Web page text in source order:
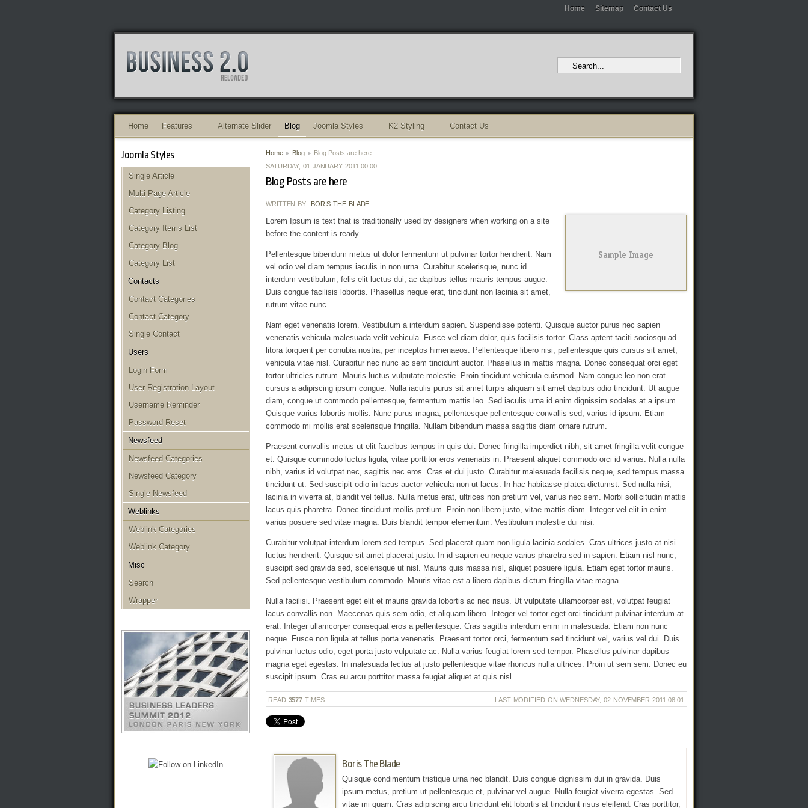
Home Sitemap Contact Us
Home Features Alternate Slider Blog Joomla Styles K2 Styling Contact Us
Home Blog
Blog Posts are here
SATURDAY, 01 JANUARY 2011 00:00
Blog Posts are here
WRITTEN BY BORIS THE BLADE
Lorem Ipsum is text that is traditionally used by designers when working on a site
before the content is ready.
Pellentesque bibendum metus ut dolor fermentum ut pulvinar tortor hendrerit. Nam
vel odio vel diam tempus iaculis in non urna. Curabitur scelerisque, nunc id
interdum vestibulum, felis elit luctus dui, ac dapibus tellus mauris tempus augue.
Duis congue facilisis lobortis. Phasellus neque erat, tincidunt non lacinia sit amet,
rutrum vitae nunc.
Nam eget venenatis lorem. Vestibulum a interdum sapien. Suspendisse potenti. Quisque auctor purus nec sapien
venenatis vehicula malesuada velit vehicula. Fusce vel diam dolor, quis facilisis tortor. Class aptent taciti sociosqu ad
litora torquent per conubia nostra, per inceptos himenaeos. Pellentesque libero nisi, pellentesque quis cursus sit amet,
vehicula vitae nisl. Curabitur nec nunc ac sem tincidunt auctor. Phasellus in mattis magna. Donec consequat orci eget
tortor ultricies rutrum. Mauris luctus vulputate molestie. Proin tincidunt vehicula euismod. Nam congue leo non erat
cursus a adipiscing ipsum congue. Nulla iaculis purus sit amet turpis aliquam sit amet dapibus odio tincidunt. Ut augue
diam, congue ut commodo pellentesque, fermentum mattis leo. Sed iaculis urna id enim dignissim sodales at a ipsum.
Quisque varius lobortis mollis. Nunc purus magna, pellentesque pellentesque convallis sed, varius id ipsum. Etiam
commodo mi mollis erat scelerisque fringilla. Nullam bibendum massa sagittis diam ornare rutrum.
Praesent convallis metus ut elit faucibus tempus in quis dui. Donec fringilla imperdiet nibh, sit amet fringilla velit congue
et. Quisque commodo luctus ligula, vitae porttitor eros venenatis in. Praesent aliquet commodo orci id varius. Nulla nulla
nibh, varius id volutpat nec, sagittis nec eros. Cras et dui justo. Curabitur malesuada facilisis neque, sed tempus massa
tincidunt ut. Sed suscipit odio in lacus auctor vehicula non ut lacus. In hac habitasse platea dictumst. Sed nulla nisi,
lacinia in viverra at, blandit vel tellus. Nulla metus erat, ultrices non pretium vel, varius nec sem. Morbi sollicitudin mattis
lacus quis pharetra. Donec tincidunt mollis pretium. Proin non libero justo, vitae mattis diam. Integer vel elit in enim
varius posuere sed vitae magna. Duis blandit tempor elementum. Vestibulum molestie dui nisi.
Curabitur volutpat interdum lorem sed tempus. Sed placerat quam non ligula lacinia sodales. Cras ultrices justo at nisi
luctus hendrerit. Quisque sit amet placerat justo. In id sapien eu neque varius pharetra sed in sapien. Etiam nisl nunc,
suscipit sed gravida sed, scelerisque ut nisl. Mauris quis massa nisl, aliquet posuere ligula. Etiam eget tortor mauris.
Sed pellentesque vestibulum commodo. Mauris vitae est a libero dapibus dictum fringilla vitae magna.
Nulla facilisi. Praesent eget elit et mauris gravida lobortis ac nec risus. Ut vulputate ullamcorper est, volutpat feugiat
lacus convallis non. Maecenas quis sem odio, et aliquam libero. Integer vel tortor eget orci tincidunt pulvinar interdum at
erat. Integer ullamcorper consequat eros a pellentesque. Cras sagittis interdum enim in malesuada. Etiam non nunc
neque. Fusce non ligula at tellus porta venenatis. Praesent tortor orci, fermentum sed tincidunt vel, varius vel dui. Duis
pulvinar luctus odio, eget porta justo vulputate ac. Nulla varius feugiat lorem sed tempor. Phasellus pulvinar dapibus
magna eget egestas. In malesuada lectus at justo pellentesque vitae rhoncus nulla ultrices. Proin ut sem sem. Donec eu
suscipit ipsum. Cras eu arcu porttitor massa feugiat aliquet at quis nisl.
READ 3577 TIMES LAST MODIFIED ON WEDNESDAY, 02 NOVEMBER 2011 08:01
Boris The Blade
Quisque condimentum tristique urna nec blandit. Duis congue dignissim dui in gravida. Duis
ipsum metus, pretium ut pellentesque et, pulvinar vel augue. Nulla feugiat viverra egestas. Sed
vitae mi quam. Cras adipiscing arcu tincidunt elit lobortis at tincidunt risus eleifend. Cras porttitor,
Joomla Styles
Single Article
Multi Page Article
Category Listing
Category Items List
Category Blog
Category List
Contacts
Contact Categories
Contact Category
Single Contact
Users
Login Form
User Registration Layout
Username Reminder
Password Reset
Newsfeed
Newsfeed Categories
Newsfeed Category
Single Newsfeed
Weblinks
Weblink Categories
Weblink Category
Misc
Search
Wrapper